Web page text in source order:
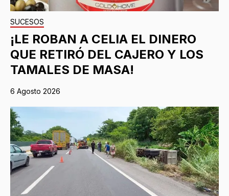
SUCESOS
¡LE ROBAN A CELIA EL DINERO
QUE RETIRÓ DEL CAJERO Y LOS
TAMALES DE MASA!
6 Agosto 2026